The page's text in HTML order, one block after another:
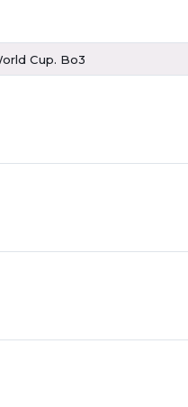
Cup. Bo3